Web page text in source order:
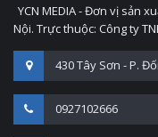
YCN MEDIA - Đơn vị sản
Nội. Trực thuộc: Công ty
430 Tây Sơn - P.
0927102666